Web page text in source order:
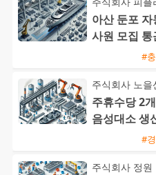
아산 둔포
사원 모집
#
주식회사 노을
주휴수당 2
음성대소 생
#
주식회사 정원